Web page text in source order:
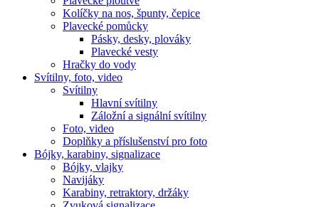
Kolíčky na nos, špunty, čepice
Plavecké pomůcky
Pásky, desky, plováky
Plavecké vesty
Hračky do vody
Svítilny, foto, video
Svítilny
Hlavní svítilny
Záložní a signální svítilny
Foto, video
Doplňky a příslušenství pro foto
Bójky, karabiny, signalizace
Bójky, vlajky
Navijáky
Karabiny, retraktory, držáky